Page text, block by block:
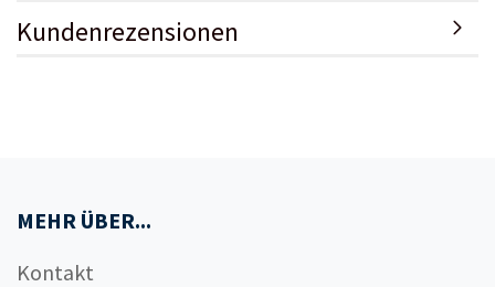
Kundenrezensionen
MEHR ÜBER...
Kontakt